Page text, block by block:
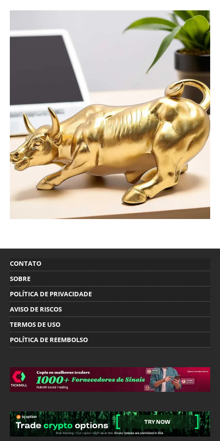
CONTATO
SOBRE
POLÍTICA DE PRIVACIDADE
AVISO DE RISCOS
TERMOS DE USO
POLÍTICA DE REEMBOLSO